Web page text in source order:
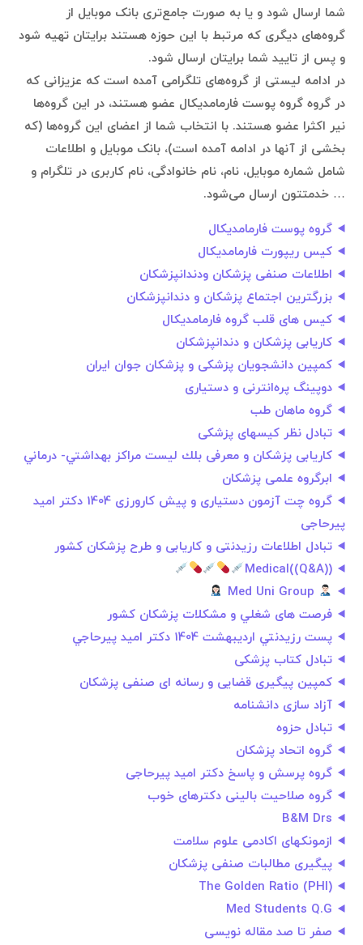
شما ارسال شود و یا به صورت جامع‌تری بانک موبایل از
گروه‌های دیگری که مرتبط با این حوزه هستند برایتان تهیه شود
و پس از تایید شما برایتان ارسال شود.
در ادامه لیستی از گروه‌های تلگرامی آمده است که عزیزانی که
در گروه گروه پوست فارمامدیکال عضو هستند، در این گروه‌ها
نیر اکثرا عضو هستند. با انتخاب شما از اعضای این گروه‌ها (که
بخشی از آنها در ادامه آمده است)، بانک موبایل و اطلاعات
شامل شماره موبایل، نام، نام خانوادگی، نام کاربری در تلگرام و
… خدمتتون ارسال می‌شود.
گروه پوست فارمامدیکال
کیس ریپورت فارمامدیکال
اطلاعات صنفی پزشکان ودندانپزشکان
بزرگترین اجتماع پزشکان و دندانپزشکان
کیس های قلب گروه فارمامدیکال
کاریابی پزشکان و دندانپزشکان
کمپین دانشجویان پزشکی و پزشکان جوان ایران
دوپینگ پره‌انترنی و دستیاری
گروه ماهان طب
تبادل نظر کیسهای پزشکی
کاریابی پزشکان و معرفی بلك ليست مراكز بهداشتي- درماني
ابرگروه علمی پزشکان
گروه چت آزمون دستیاری و پیش کارورزی 1404 دکتر امید
پیرحاجی
تبادل اطلاعات رزیدنتی و کاریابی و طرح پزشکان کشور
Medical((Q&A))
فرصت های شغلي و مشكلات پزشكان كشور
پست رزيدنتي اردیبهشت 1404 دكتر اميد پيرحاجي
تبادل کتاب پزشکی
کمپین پیگیری قضایی و رسانه ای صنفی پزشکان
آزاد سازی دانشنامه
تبادل حزوه
گروه اتحاد پزشکان
گروه پرسش و پاسخ دکتر امید پیرحاجی
گروه صلاحیت بالینی دکترهای خوب
B&M Drs
ازمونکهای اکادمی علوم سلامت
پیگیری مطالبات صنفی پزشکان
The Golden Ratio (PHI)
Med Students Q.G
صفر تا صد مقاله نویسی